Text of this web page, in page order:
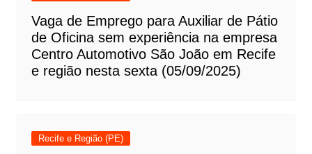
Vaga de Emprego para Auxiliar de Pátio
de Oficina sem experiência na empresa
Centro Automotivo São João em Recife
e região nesta sexta (05/09/2025)
Recife e Região (PE)